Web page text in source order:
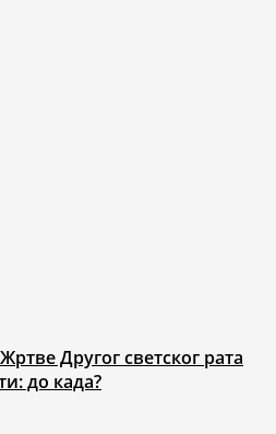
Другог светског рата
до када?